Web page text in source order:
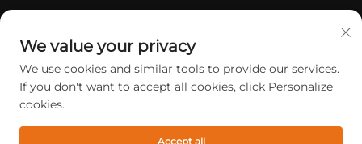
Direitos Autorais © 2026 Shenzhen Yarrae Technology Co., Ltd.
Pequim Todos os direitos reservados. Política de privacidade
We value your privacy
We use cookies and similar tools to provide our services.
If you don't want to accept all cookies, click Personalize
cookies.
Accept all